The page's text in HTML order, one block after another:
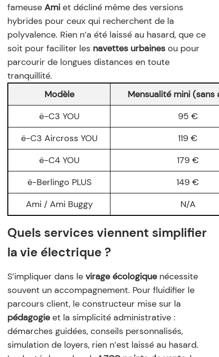
fameuse Ami et décliné même des versions
hybrides pour ceux qui recherchent de la
polyvalence. Rien n’a été laissé au hasard, que ce
soit pour faciliter les navettes urbaines ou pour
parcourir de longues distances en toute
tranquillité.
Modèle
Mensualité mini
ë-C3 YOU
95 €
ë-C3 Aircross YOU
119 €
ë-C4 YOU
179 €
ë-Berlingo PLUS
149 €
Ami / Ami Buggy
N/A
Quels services viennent simplifier
la vie électrique ?
S’impliquer dans le virage écologiquenécessite
souvent un accompagnement. Pour fluidifier le
parcours client, le constructeur mise sur la
pédagogieet la simplicité administrative :
démarches guidées, conseils personnalisés,
simulation de loyers, rien n’est laissé au hasard.